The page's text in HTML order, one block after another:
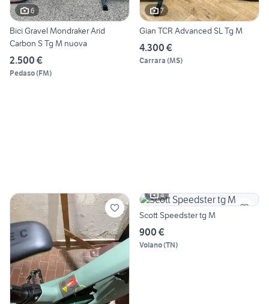
6
Bici Gravel Mondraker Arid
Carbon S Tg M nuova
2.500 €
Pedaso(FM)
7
Gian TCR Advanced SL Tg M
4.300 €
Carrara (MS)
4
Scott Speedster tg M
900 €
Volano(TN)